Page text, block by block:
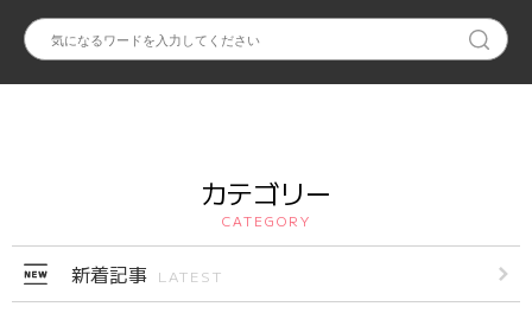
カテゴリー
CATEGORY
新着記事 LATEST